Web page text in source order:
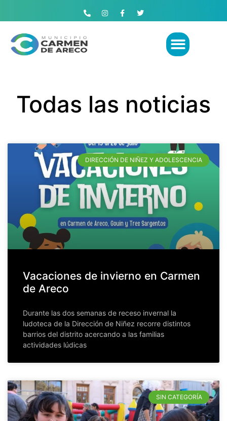
Todas las noticias
DIRECCIÓN DE NIÑEZ Y ADOLESCENCIA
Vacaciones de invierno en Carmen
de Areco
Durante las dos semanas de receso invernal la
ludoteca de la Dirección de Niñez recorre distintos
barrios del distrito acercando a las familias
actividades lúdicas
SIN CATEGORÍA